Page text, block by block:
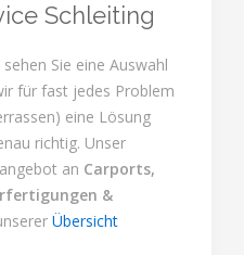
Schleiting
Sie eine Auswahl
für fast jedes Problem
eine Lösung
richtig. Unser
an Carports,
&
Übersicht